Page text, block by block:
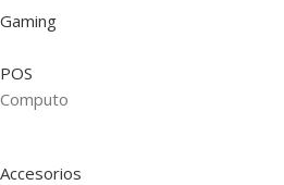
Gaming
POS
Computo
Accesorios